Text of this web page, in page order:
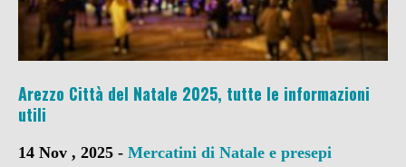
Arezzo Città del Natale 2025, tutte le informazioni
utili
14 Nov , 2025 - Mercatini di Natale e presepi